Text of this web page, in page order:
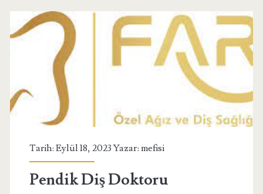
Tarih: Eylül 18, 2023 Yazar: mefisi
Pendik Diş Doktoru